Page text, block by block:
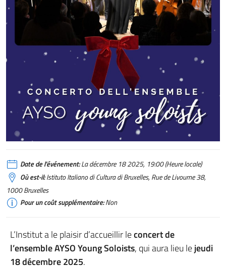
Date de l'événement:La décembre 18 2025, 19:00 (Heure locale)
Où est-il:Istituto Italiano di Cultura di Bruxelles, Rue de Livourne 38,
1000 Bruxelles
Pour un coût supplémentaire:Non
L’Institut a le plaisir d’accueillir leconcert de
l’ensemble AYSO Young Soloists, qui aura lieu lejeudi
18 décembre 2025.